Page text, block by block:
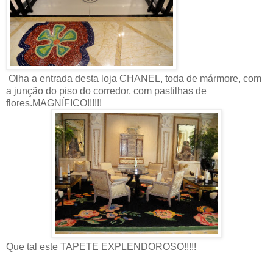
Olha a entrada desta loja CHANEL, toda de mármore, com
a junção do piso do corredor, com pastilhas de
flores.MAGNÍFICO!!!!!!
Que tal este TAPETE EXPLENDOROSO!!!!!